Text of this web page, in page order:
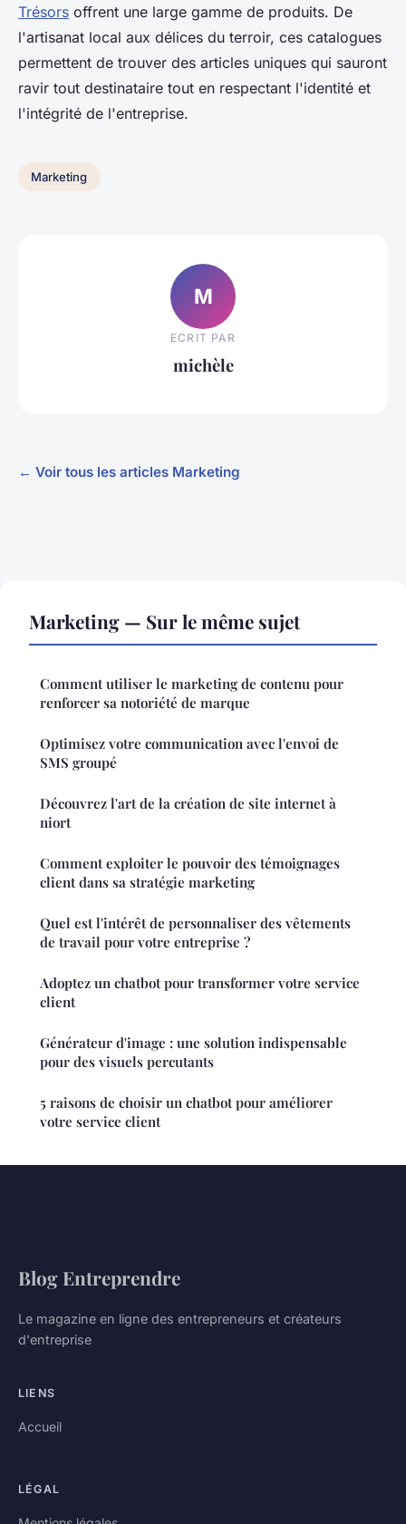
Trésors offrent une large gamme de produits. De
l'artisanat local aux délices du terroir, ces catalogues
permettent de trouver des articles uniques qui sauront
ravir tout destinataire tout en respectant l'identité et
l'intégrité de l'entreprise.
Marketing
M
ECRIT PAR
michèle
← Voir tous les articles Marketing
Marketing — Sur le même sujet
Comment utiliser le marketing de contenu pour
renforcer sa notoriété de marque
Optimisez votre communication avec l'envoi de
SMS groupé
Découvrez l'art de la création de site internet à
niort
Comment exploiter le pouvoir des témoignages
client dans sa stratégie marketing
Quel est l'intérêt de personnaliser des vêtements
de travail pour votre entreprise ?
Adoptez un chatbot pour transformer votre service
client
Générateur d'image : une solution indispensable
pour des visuels percutants
5 raisons de choisir un chatbot pour améliorer
votre service client
Blog Entreprendre
Le magazine en ligne des entrepreneurs et créateurs
d'entreprise
LIENS
Accueil
LÉGAL